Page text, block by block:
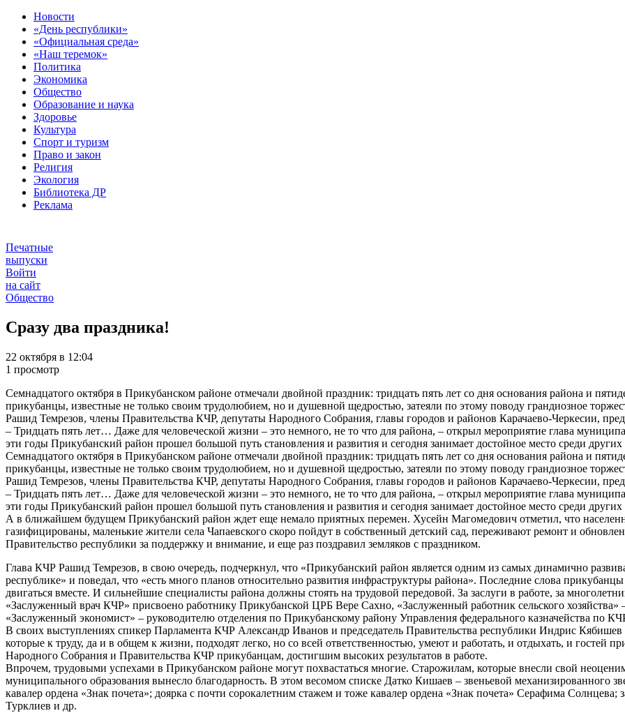
Новости
«День республики»
«Официальная среда»
«Наш теремок»
Политика
Экономика
Общество
Образование и наука
Здоровье
Культура
Спорт и туризм
Право и закон
Религия
Экология
Библиотека ДР
Реклама
Печатные
выпуски
Войти
на сайт
Общество
Сразу два праздника!
22 октября в 12:04
1 просмотр
Семнадцатого октября в Прикубанском районе отмечали двойной праздник: тридцать пять лет со дня основания района и
прикубанцы, известные не только своим трудолюбием, но и душевной щедростью, затеяли по этому поводу грандиозное
Рашид Темрезов, члены Правительства КЧР, депутаты Народного Собрания, главы городов и районов Карачаево-Черкесии,
– Тридцать пять лет… Даже для человеческой жизни – это немного, не то что для района, – открыл мероприятие глава
эти годы Прикубанский район прошел большой путь становления и развития и сегодня занимает достойное место среди
Семнадцатого октября в Прикубанском районе отмечали двойной праздник: тридцать пять лет со дня основания района и
прикубанцы, известные не только своим трудолюбием, но и душевной щедростью, затеяли по этому поводу грандиозное
Рашид Темрезов, члены Правительства КЧР, депутаты Народного Собрания, главы городов и районов Карачаево-Черкесии,
– Тридцать пять лет… Даже для человеческой жизни – это немного, не то что для района, – открыл мероприятие глава
эти годы Прикубанский район прошел большой путь становления и развития и сегодня занимает достойное место среди
А в ближайшем будущем Прикубанский район ждет еще немало приятных перемен. Хусейн Магомедович отметил, что
газифицированы, маленькие жители села Чапаевского скоро пойдут в собственный детский сад, переживают ремонт и
Правительство республики за поддержку и внимание, и еще раз поздравил земляков с праздником.
Глава КЧР Рашид Темрезов, в свою очередь, подчеркнул, что «Прикубанский район является одним из самых динамично
республике» и поведал, что «есть много планов относительно развития инфраструктуры района». Последние слова
двигаться вместе. И сильнейшие специалисты района должны стоять на трудовой передовой. За заслуги в работе, за
«Заслуженный врач КЧР» присвоено работнику Прикубанской ЦРБ Вере Сахно, «Заслуженный работник сельского
«Заслуженный экономист» – руководителю отделения по Прикубанскому району Управления федерального казначейства по
В своих выступлениях спикер Парламента КЧР Александр Иванов и председатель Правительства республики Индрис
которые к труду, да и в общем к жизни, подходят легко, но со всей ответственностью, умеют и работать, и отдыхать, и
Народного Собрания и Правительства КЧР прикубанцам, достигшим высоких результатов в работе.
Впрочем, трудовыми успехами в Прикубанском районе могут похвастаться многие. Старожилам, которые внесли свой
муниципального образования вынесло благодарность. В этом весомом списке Датко Кишаев – звеньевой механизированного
кавалер ордена «Знак почета»; доярка с почти сорокалетним стажем и тоже кавалер ордена «Знак почета» Серафима
Турклиев и др.